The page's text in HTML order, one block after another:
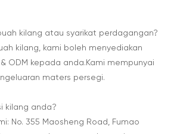
kilang atau syarikat perdagangan?
kilang, kami boleh menyediakan
ODM kepada anda.Kami mempunyai
maters persegi.
kilang anda?
No. 355 Maosheng Road, Fumao